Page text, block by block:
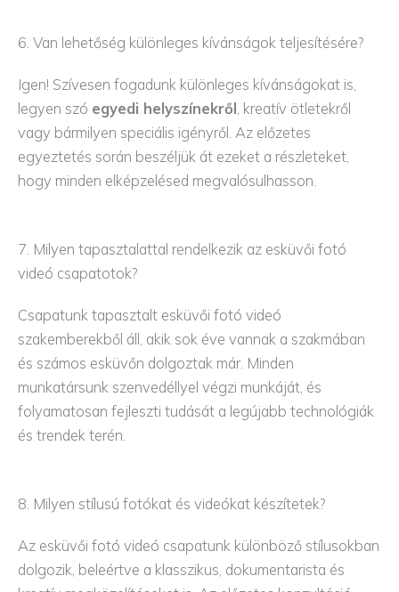
6. Van lehetőség különleges kívánságok teljesítésére?
Igen! Szívesen fogadunk különleges kívánságokat is,
legyen szó egyedi helyszínekről , kreatív ötletekről
vagy bármilyen speciális igényről. Az előzetes
egyeztetés során beszéljük át ezeket a részleteket,
hogy minden elképzelésed megvalósulhasson.
7. Milyen tapasztalattal rendelkezik az esküvői fotó
videó csapatotok?
Csapatunk tapasztalt esküvői fotó videó
szakemberekből áll, akik sok éve vannak a szakmában
és számos esküvőn dolgoztak már. Minden
munkatársunk szenvedéllyel végzi munkáját, és
folyamatosan fejleszti tudását a legújabb technológiák
és trendek terén.
8. Milyen stílusú fotókat és videókat készítetek?
Az esküvői fotó videó csapatunk különböző stílusokban
dolgozik, beleértve a klasszikus, dokumentarista és